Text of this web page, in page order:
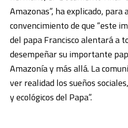
Amazonas”, ha explicado, para
convencimiento de que “este
del papa Francisco alentará a
desempeñar su importante
Amazonía y más allá. La
ver realidad los sueños
y ecológicos del Papa”.